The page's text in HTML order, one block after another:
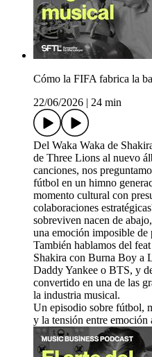
Cómo la FIFA fabrica la
22/06/2026 | 24 min
Del Waka Waka de
de Three Lions al nuevo
canciones, nos
fútbol en un himno
momento cultural con
colaboraciones
sobreviven nacen de
una emoción imposible de
También hablamos del
Shakira con Burna Boy a
Daddy Yankee o BTS, y
convertido en una de las
la industria musical.
Un episodio sobre fútbol,
y la tensión entre